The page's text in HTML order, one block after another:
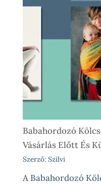
Babahordozó
Vásárlás Előtt És
Szerző: Szilvi
A Babahordozó